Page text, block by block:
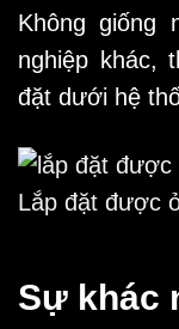
Không giống
nghiệp khác,
đặt dưới hệ
Lắp đặt được
Sự khác